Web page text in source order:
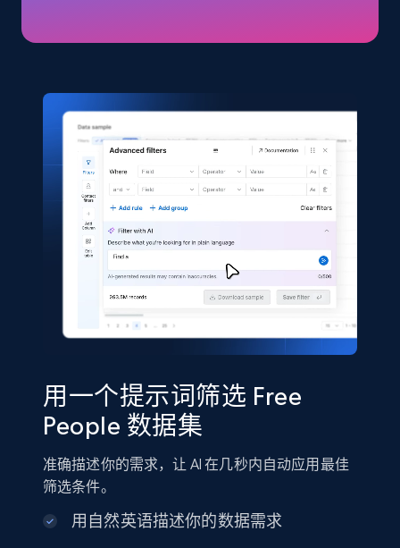
price, Final price, Discount percent, and more.
eCommerce
667+ 立即购买
Shein- Products
Product name, Description, Initial price, Final
price, Currency, In stock, Color, Size, and more.
eCommerce
2.8K+ 388+ 立即购买
Amazon sellers info
Seller id, URL, Seller name, Description, Detailed
info, Stars, Feedbacks, Return policy, and more.
用一个提示词筛选 Free
People 数据集
准确描述你的需求，让 AI 在几秒内自动应用最佳
筛选条件。
用自然英语描述你的数据需求